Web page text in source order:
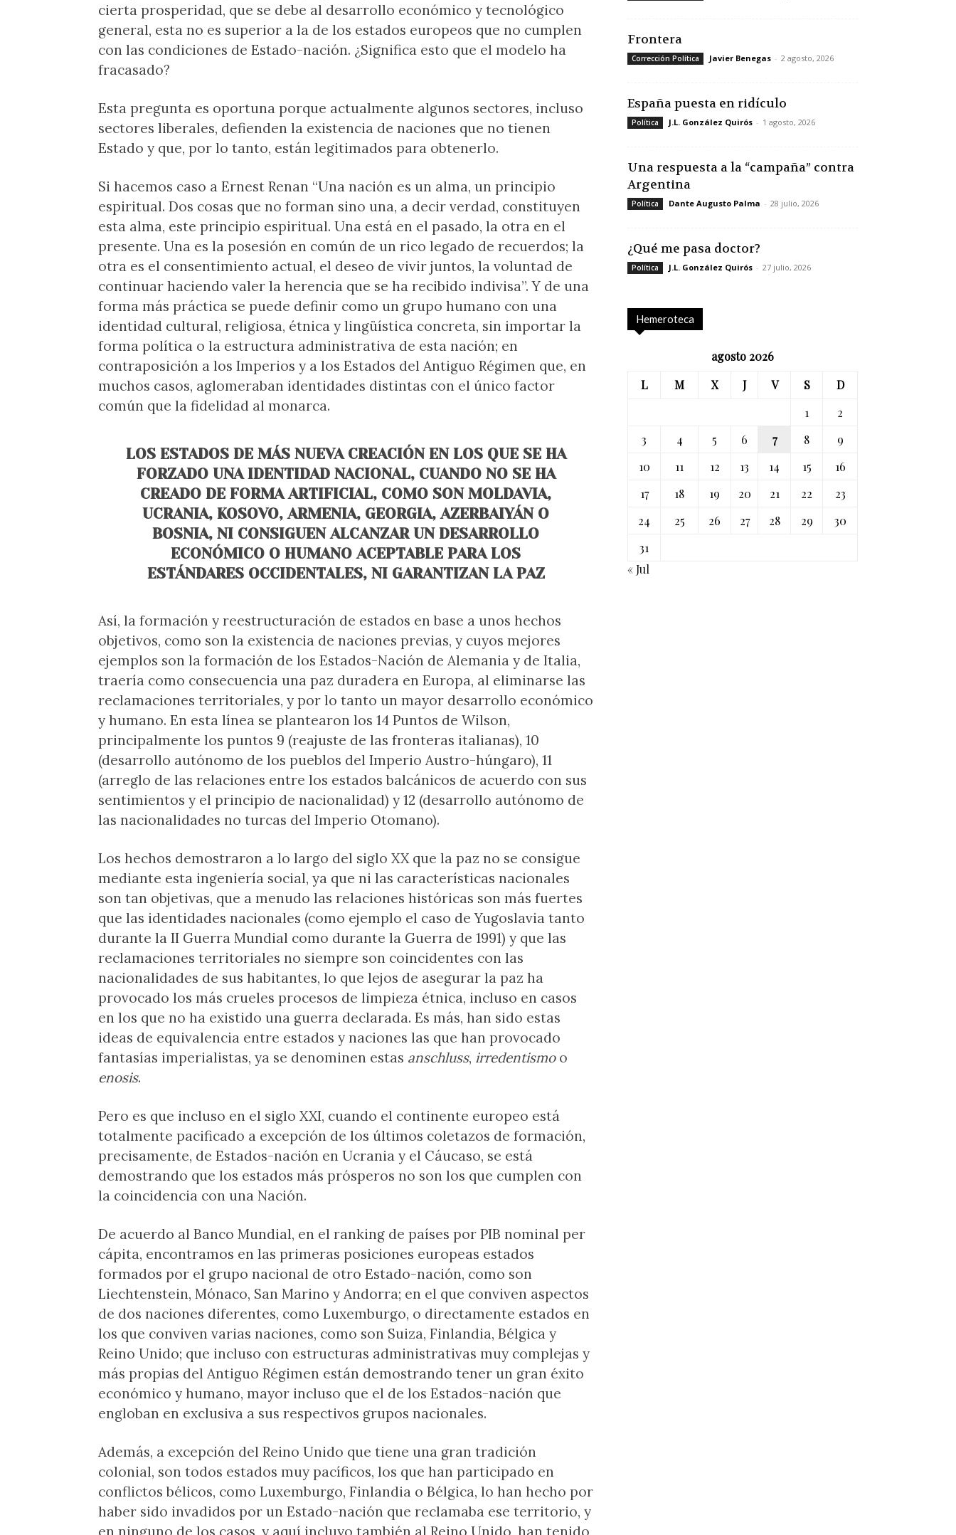
cierta prosperidad, que se debe al desarrollo económico y tecnológico
general, esta no es superior a la de los estados europeos que no cumplen
con las condiciones de Estado-nación. ¿Significa esto que el modelo ha
fracasado?
Esta pregunta es oportuna porque actualmente algunos sectores, incluso
sectores liberales, defienden la existencia de naciones que no tienen
Estado y que, por lo tanto, están legitimados para obtenerlo.
Si hacemos caso a Ernest Renan “Una nación es un alma, un principio
espiritual. Dos cosas que no forman sino una, a decir verdad, constituyen
esta alma, este principio espiritual. Una está en el pasado, la otra en el
presente. Una es la posesión en común de un rico legado de recuerdos; la
otra es el consentimiento actual, el deseo de vivir juntos, la voluntad de
continuar haciendo valer la herencia que se ha recibido indivisa”. Y de una
forma más práctica se puede definir como un grupo humano con una
identidad cultural, religiosa, étnica y lingüística concreta, sin importar la
forma política o la estructura administrativa de esta nación; en
contraposición a los Imperios y a los Estados del Antiguo Régimen que, en
muchos casos, aglomeraban identidades distintas con el único factor
común que la fidelidad al monarca.
LOS ESTADOS DE MÁS NUEVA CREACIÓN EN LOS QUE SE HA
FORZADO UNA IDENTIDAD NACIONAL, CUANDO NO SE HA
CREADO DE FORMA ARTIFICIAL, COMO SON MOLDAVIA,
UCRANIA, KOSOVO, ARMENIA, GEORGIA, AZERBAIYÁN O
BOSNIA, NI CONSIGUEN ALCANZAR UN DESARROLLO
ECONÓMICO O HUMANO ACEPTABLE PARA LOS
ESTÁNDARES OCCIDENTALES, NI GARANTIZAN LA PAZ
Así, la formación y reestructuración de estados en base a unos hechos
objetivos, como son la existencia de naciones previas, y cuyos mejores
ejemplos son la formación de los Estados-Nación de Alemania y de Italia,
traería como consecuencia una paz duradera en Europa, al eliminarse las
reclamaciones territoriales, y por lo tanto un mayor desarrollo económico
y humano. En esta línea se plantearon los 14 Puntos de Wilson,
principalmente los puntos 9 (reajuste de las fronteras italianas), 10
(desarrollo autónomo de los pueblos del Imperio Austro-húngaro), 11
(arreglo de las relaciones entre los estados balcánicos de acuerdo con sus
sentimientos y el principio de nacionalidad) y 12 (desarrollo autónomo de
las nacionalidades no turcas del Imperio Otomano).
Los hechos demostraron a lo largo del siglo XX que la paz no se consigue
mediante esta ingeniería social, ya que ni las características nacionales
son tan objetivas, que a menudo las relaciones históricas son más fuertes
que las identidades nacionales (como ejemplo el caso de Yugoslavia tanto
durante la II Guerra Mundial como durante la Guerra de 1991) y que las
reclamaciones territoriales no siempre son coincidentes con las
nacionalidades de sus habitantes, lo que lejos de asegurar la paz ha
provocado los más crueles procesos de limpieza étnica, incluso en casos
en los que no ha existido una guerra declarada. Es más, han sido estas
ideas de equivalencia entre estados y naciones las que han provocado
fantasías imperialistas, ya se denominen estas anschluss, irredentismoo
enosis.
Pero es que incluso en el siglo XXI, cuando el continente europeo está
totalmente pacificado a excepción de los últimos coletazos de formación,
precisamente, de Estados-nación en Ucrania y el Cáucaso, se está
demostrando que los estados más prósperos no son los que cumplen con
la coincidencia con una Nación.
De acuerdo al Banco Mundial, en el ranking de países por PIB nominal per
cápita, encontramos en las primeras posiciones europeas estados
formados por el grupo nacional de otro Estado-nación, como son
Liechtenstein, Mónaco, San Marino y Andorra; en el que conviven aspectos
de dos naciones diferentes, como Luxemburgo, o directamente estados en
los que conviven varias naciones, como son Suiza, Finlandia, Bélgica y
Reino Unido; que incluso con estructuras administrativas muy complejas y
más propias del Antiguo Régimen están demostrando tener un gran éxito
económico y humano, mayor incluso que el de los Estados-nación que
engloban en exclusiva a sus respectivos grupos nacionales.
Además, a excepción del Reino Unido que tiene una gran tradición
colonial, son todos estados muy pacíficos, los que han participado en
conflictos bélicos, como Luxemburgo, Finlandia o Bélgica, lo han hecho por
haber sido invadidos por un Estado-nación que reclamaba ese territorio, y
en ninguno de los casos, y aquí incluyo también al Reino Unido, han tenido
Frontera
Corrección Política Javier Benegas - 2 agosto, 2026
España puesta en ridículo
Política J.L. González Quirós - 1 agosto, 2026
Una respuesta a la “campaña” contra
Argentina
Política Dante Augusto Palma - 28 julio, 2026
¿Qué me pasa doctor?
Política J.L. González Quirós - 27 julio, 2026
Hemeroteca
agosto 2026
L
M X J V S
D
1
2
3
4 5 6 7 8
9
10
11 12 13 14 15
16
17
18 19 20 21 22
23
24
25 26 27 28 29
30
31
« Jul